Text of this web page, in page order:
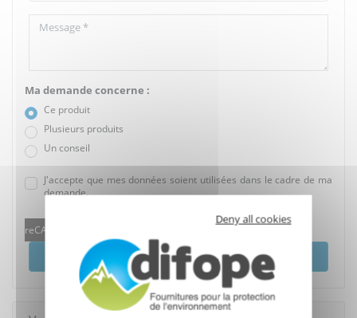
Ma demande concerne :
Ce produit
Plusieurs produits
Un conseil
J'accepte que mes données soient utilisées dans le cadre de ma
demande.
reCAPTCHA is disabled.
Envoyer
Deny all cookies